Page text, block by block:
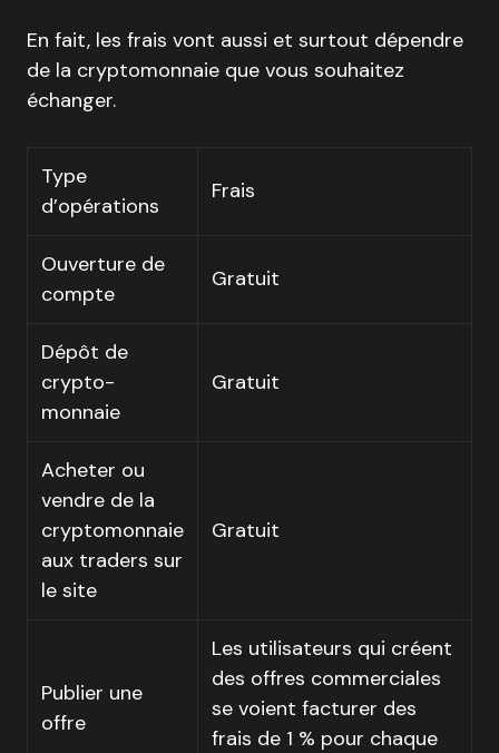
En fait, les frais vont aussi et surtout dépendre
de la cryptomonnaie que vous souhaitez
échanger.
Type
d’opérations
Frais
Ouverture de
compte
Gratuit
Dépôt de
crypto-
monnaie
Gratuit
Acheter ou
vendre de la
cryptomonnaie
aux traders sur
le site
Gratuit
Publier une
offre
Les utilisateurs qui créent
des offres commerciales
se voient facturer des
frais de 1 % pour chaque